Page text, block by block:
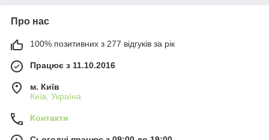
Про нас
100% позитивних з 277 відгуків за рік
Працює з 11.10.2016
м. Київ
Київ, Україна
Контакти